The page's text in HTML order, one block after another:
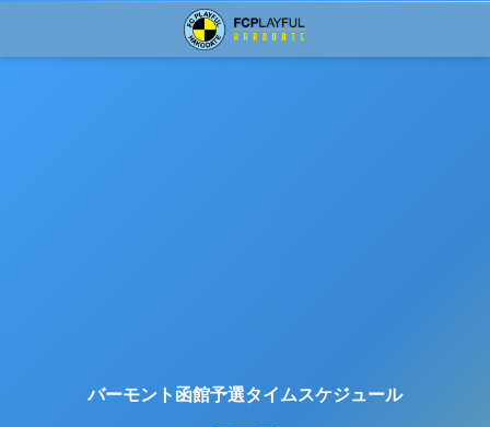
バーモント函館予選タイムスケジュール